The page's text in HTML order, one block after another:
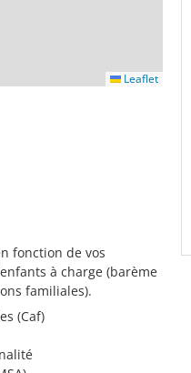
Leaflet
fonction de vos
à charge (barème
familiales).
(Caf)